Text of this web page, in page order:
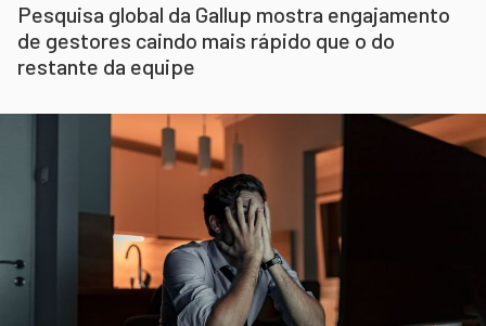
Pesquisa global da Gallup mostra engajamento
de gestores caindo mais rápido que o do
restante da equipe